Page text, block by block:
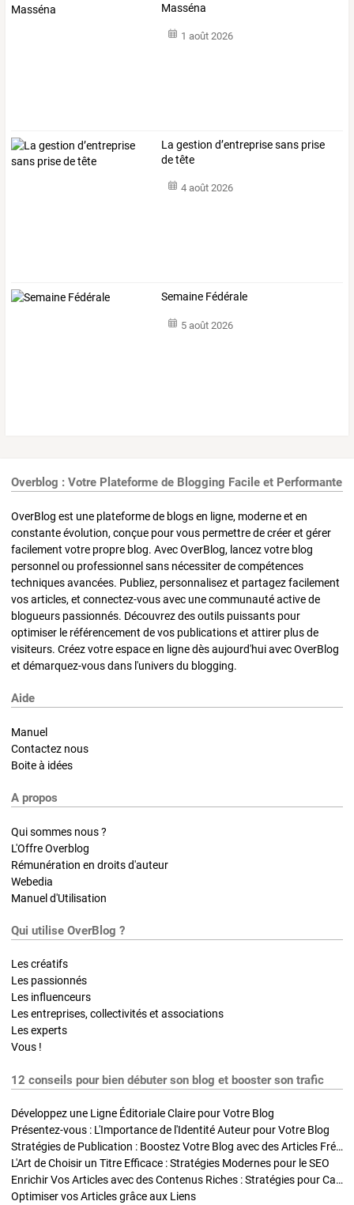
Masséna
1 août 2026
La gestion d’entreprise sans prise
de tête
4 août 2026
Semaine Fédérale
5 août 2026
Overblog : Votre Plateforme de Blogging Facile et Performante
OverBlog est une plateforme de blogs en ligne, moderne et en
constante évolution, conçue pour vous permettre de créer et gérer
facilement votre propre blog. Avec OverBlog, lancez votre blog
personnel ou professionnel sans nécessiter de compétences
techniques avancées. Publiez, personnalisez et partagez facilement
vos articles, et connectez-vous avec une communauté active de
blogueurs passionnés. Découvrez des outils puissants pour
optimiser le référencement de vos publications et attirer plus de
visiteurs. Créez votre espace en ligne dès aujourd'hui avec OverBlog
et démarquez-vous dans l'univers du blogging.
Aide
Manuel
Contactez nous
Boite à idées
A propos
Qui sommes nous ?
L'Offre Overblog
Rémunération en droits d'auteur
Webedia
Manuel d'Utilisation
Qui utilise OverBlog ?
Les créatifs
Les passionnés
Les influenceurs
Les entreprises, collectivités et associations
Les experts
Vous !
12 conseils pour bien débuter son blog et booster son trafic
Développez une Ligne Éditoriale Claire pour Votre Blog
Présentez-vous : L'Importance de l'Identité Auteur pour Votre Blog
Stratégies de Publication : Boostez Votre Blog avec des Articles Fréquents et Exclusifs
L'Art de Choisir un Titre Efficace : Stratégies Modernes pour le SEO
Enrichir Vos Articles avec des Contenus Riches : Stratégies pour Captiver et Optimiser
Optimiser vos Articles grâce aux Liens